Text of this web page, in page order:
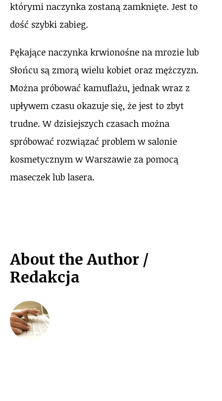
którymi naczynka zostaną zamknięte. Jest to
dość szybki zabieg.
Pękające naczynka krwionośne na mrozie lub
Słońcu są zmorą wielu kobiet oraz mężczyzn.
Można próbować kamuflażu, jednak wraz z
upływem czasu okazuje się, że jest to zbyt
trudne. W dzisiejszych czasach można
spróbować rozwiązać problem w salonie
kosmetycznym w Warszawie za pomocą
maseczek lub lasera.
About the Author /
Redakcja